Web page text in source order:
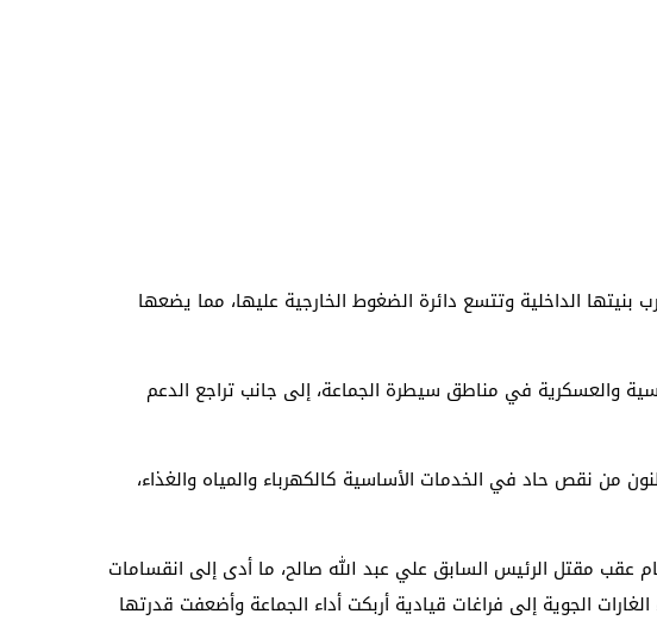
الداخلية وتتسع دائرة الضغوط الخارجية عليها، مما يضعها
والعسكرية في مناطق سيطرة الجماعة، إلى جانب تراجع الدعم
من نقص حاد في الخدمات الأساسية كالكهرباء والمياه والغذاء،
عقب مقتل الرئيس السابق علي عبد الله صالح، ما أدى إلى انقسامات
الجوية إلى فراغات قيادية أربكت أداء الجماعة وأضعفت قدرتها